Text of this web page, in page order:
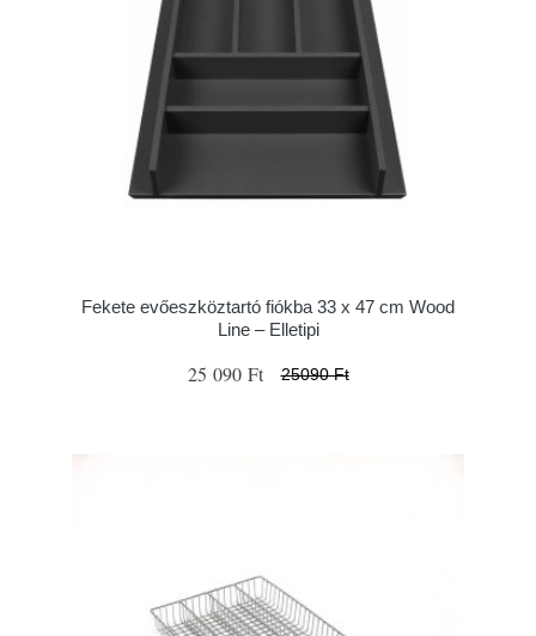
Fekete evőeszköztartó fiókba 33 x 47 cm Wood
Line – Elletipi
25 090 Ft 25090 Ft